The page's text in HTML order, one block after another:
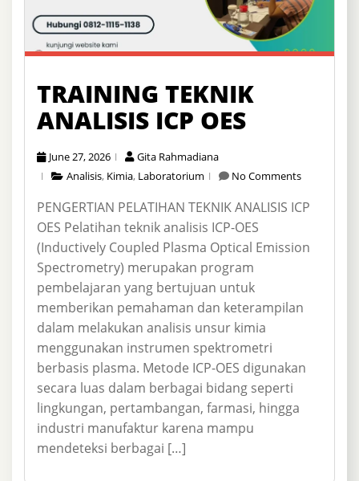
TRAINING TEKNIK
ANALISIS ICP OES
June 27, 2026
Gita Rahmadiana
Analisis, Kimia, Laboratorium No Comments
PENGERTIAN PELATIHAN TEKNIK ANALISIS ICP
OES Pelatihan teknik analisis ICP-OES
(Inductively Coupled Plasma Optical Emission
Spectrometry) merupakan program
pembelajaran yang bertujuan untuk
memberikan pemahaman dan keterampilan
dalam melakukan analisis unsur kimia
menggunakan instrumen spektrometri
berbasis plasma. Metode ICP-OES digunakan
secara luas dalam berbagai bidang seperti
lingkungan, pertambangan, farmasi, hingga
industri manufaktur karena mampu
mendeteksi berbagai […]